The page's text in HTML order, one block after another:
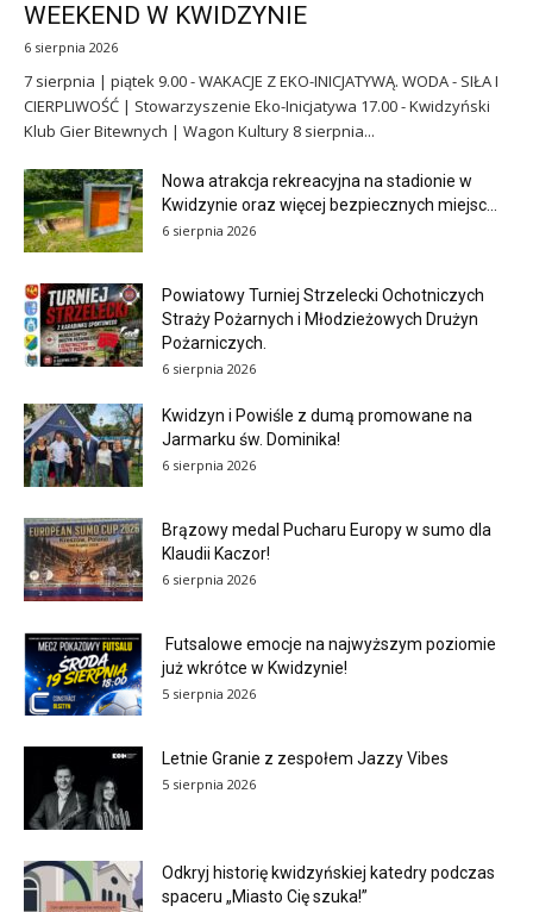
WEEKEND W KWIDZYNIE
6 sierpnia 2026
7 sierpnia | piątek 9.00 - WAKACJE Z EKO-INICJATYWĄ. WODA - SIŁA I
CIERPLIWOŚĆ | Stowarzyszenie Eko-Inicjatywa 17.00 - Kwidzyński
Klub Gier Bitewnych | Wagon Kultury 8 sierpnia...
Nowa atrakcja rekreacyjna na stadionie w
Kwidzynie oraz więcej bezpiecznych miejsc...
6 sierpnia 2026
Powiatowy Turniej Strzelecki Ochotniczych
Straży Pożarnych i Młodzieżowych Drużyn
Pożarniczych.
6 sierpnia 2026
Kwidzyn i Powiśle z dumą promowane na
Jarmarku św. Dominika!
6 sierpnia 2026
Brązowy medal Pucharu Europy w sumo dla
Klaudii Kaczor!
6 sierpnia 2026
Futsalowe emocje na najwyższym poziomie
już wkrótce w Kwidzynie!
5 sierpnia 2026
Letnie Granie z zespołem Jazzy Vibes
5 sierpnia 2026
Odkryj historię kwidzyńskiej katedry podczas
spaceru „Miasto Cię szuka!”